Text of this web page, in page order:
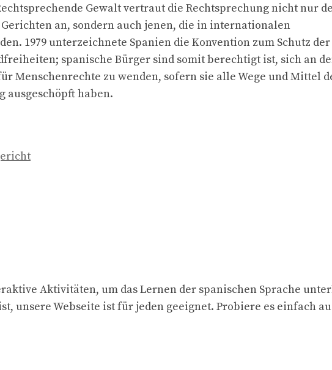
Gewalt vertraut die Rechtsprechung nicht nur
an, sondern auch jenen, die in internationalen
1979 unterzeichnete Spanien die Konvention zum Schutz der
spanische Bürger sind somit berechtigt ist, sich an
Menschenrechte zu wenden, sofern sie alle Wege und Mittel
ausgeschöpft haben.
Aktivitäten, um das Lernen der spanischen Sprache
unsere Webseite ist für jeden geeignet. Probiere es einfach